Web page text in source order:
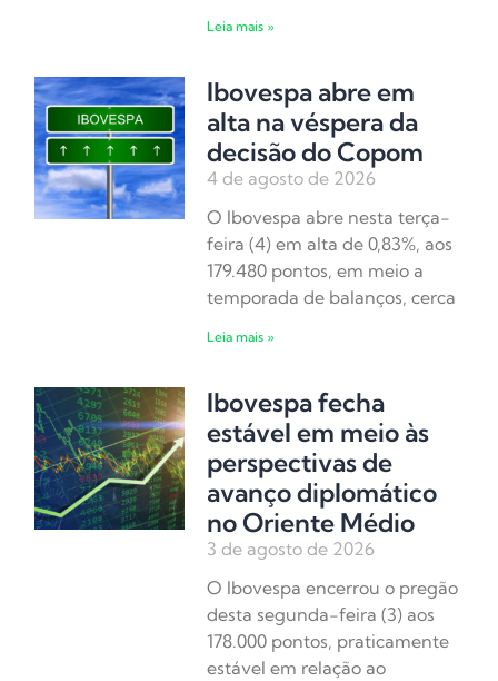
Leia mais »
Ibovespa abre em
alta na véspera da
decisão do Copom
4 de agosto de 2026
O Ibovespa abre nesta terça-
feira (4) em alta de 0,83%, aos
179.480 pontos, em meio a
temporada de balanços, cerca
Leia mais »
Ibovespa fecha
estável em meio às
perspectivas de
avanço diplomático
no Oriente Médio
3 de agosto de 2026
O Ibovespa encerrou o pregão
desta segunda-feira (3) aos
178.000 pontos, praticamente
estável em relação ao